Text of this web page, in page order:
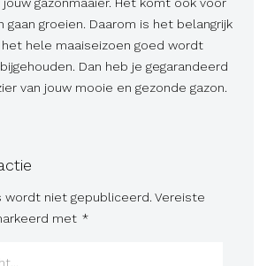
gaan groeien. Daarom is het belangrijk
hele maaiseizoen goed wordt
Dan heb je gegarandeerd
van jouw mooie en gezonde gazon.
wordt niet gepubliceerd. Vereiste
met *